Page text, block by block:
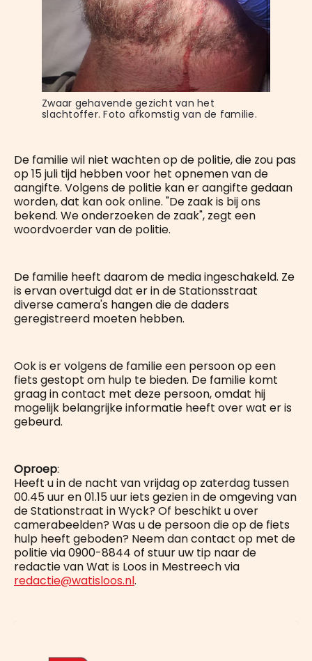
Zwaar gehavende gezicht van het
slachtoffer. Foto afkomstig van de familie.
De familie wil niet wachten op de politie, die zou pas
op 15 juli tijd hebben voor het opnemen van de
aangifte. Volgens de politie kan er aangifte gedaan
worden, dat kan ook online. "De zaak is bij ons
bekend. We onderzoeken de zaak", zegt een
woordvoerder van de politie.
De familie heeft daarom de media ingeschakeld. Ze
is ervan overtuigd dat er in de Stationsstraat
diverse camera's hangen die de daders
geregistreerd moeten hebben.
Ook is er volgens de familie een persoon op een
fiets gestopt om hulp te bieden. De familie komt
graag in contact met deze persoon, omdat hij
mogelijk belangrijke informatie heeft over wat er is
gebeurd.
Oproep:
Heeft u in de nacht van vrijdag op zaterdag tussen
00.45 uur en 01.15 uur iets gezien in de omgeving van
de Stationstraat in Wyck? Of beschikt u over
camerabeelden? Was u de persoon die op de fiets
hulp heeft geboden? Neem dan contact op met de
politie via 0900-8844 of stuur uw tip naar de
redactie van Wat is Loos in Mestreech via
redactie@watisloos.nl.